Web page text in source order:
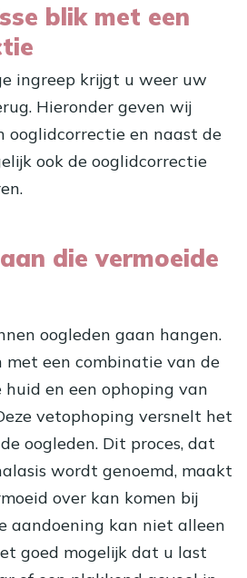
blik met een
ingreep krijgt u weer uw
Hieronder geven wij
ooglidcorrectie en naast de
ook de ooglidcorrectie
die vermoeide
oogleden gaan hangen.
met een combinatie van de
en een ophoping van
vetophoping versnelt het
oogleden. Dit proces, dat
wordt genoemd, maakt
over kan komen bij
aandoening kan niet alleen
goed mogelijk dat u last